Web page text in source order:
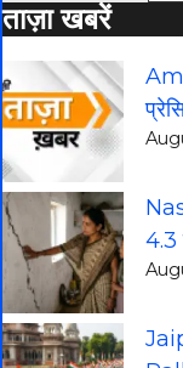
ताज़ा खबरें
4.3